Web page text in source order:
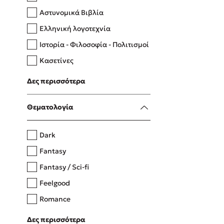
Δανάη Δεληγεώργη
Πάνω, κάτω, μπροστά, πίσω
Η μέθοδος Αφήστε τους
Αστυνομικά Βιβλία
Ελληνική λογοτεχνία
Ιστορία - Φιλοσοφία - Πολιτισμοί
Κασετίνες
Λευκώματα - Έγχρωμοι οδηγοί
Μαγειρική
Δες περισσότερα
Θεματολογία
Dark
Fantasy
Fantasy / Sci-fi
Feelgood
Romance
Upmarket
Δες περισσότερα